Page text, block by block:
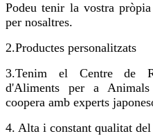
Podeu tenir la vostra
per nosaltres.
2.Productes personalitzats
3.Tenim el Centre de
d'Aliments per a
coopera amb experts
4. Alta i constant qualitat